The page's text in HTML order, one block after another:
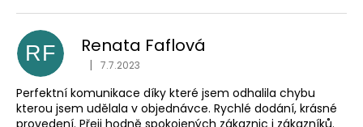
RF Renata Faflová
Hodnocení obchodu je 5 z 5 hvězdiček.
| 7.7.2023
Perfektní komunikace díky které jsem odhalila chybu
kterou jsem udělala v objednávce. Rychlé dodání, krásné
provedení. Přeji hodně spokojených zákaznic i zákazníků.